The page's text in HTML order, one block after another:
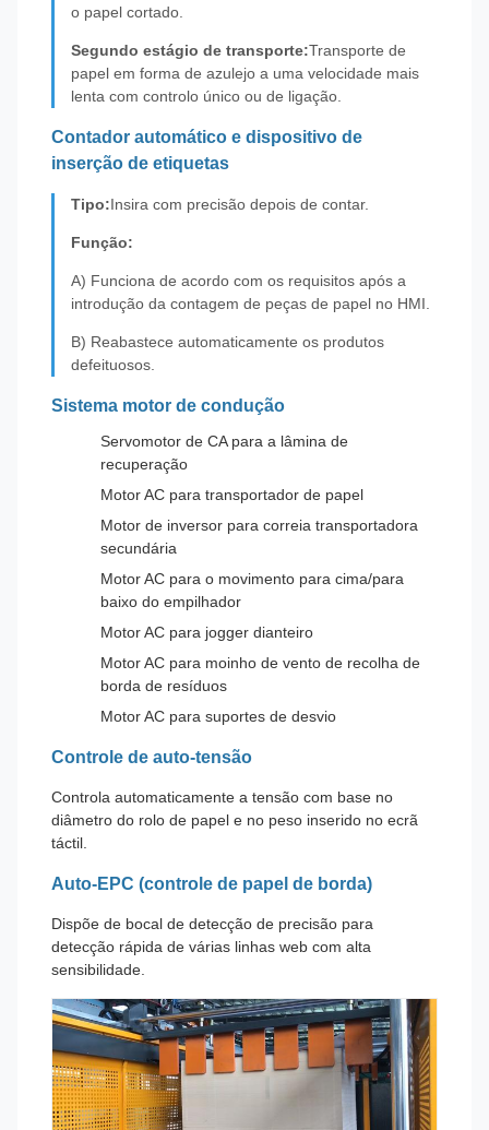
o papel cortado.
Segundo estágio de transporte:Transporte de
papel em forma de azulejo a uma velocidade mais
lenta com controlo único ou de ligação.
Contador automático e dispositivo de
inserção de etiquetas
Tipo:Insira com precisão depois de contar.
Função:
A) Funciona de acordo com os requisitos após a
introdução da contagem de peças de papel no HMI.
B) Reabastece automaticamente os produtos
defeituosos.
Sistema motor de condução
Servomotor de CA para a lâmina de
recuperação
Motor AC para transportador de papel
Motor de inversor para correia transportadora
secundária
Motor AC para o movimento para cima/para
baixo do empilhador
Motor AC para jogger dianteiro
Motor AC para moinho de vento de recolha de
borda de resíduos
Motor AC para suportes de desvio
Controle de auto-tensão
Controla automaticamente a tensão com base no
diâmetro do rolo de papel e no peso inserido no ecrã
táctil.
Auto-EPC (controle de papel de borda)
Dispõe de bocal de detecção de precisão para
detecção rápida de várias linhas web com alta
sensibilidade.